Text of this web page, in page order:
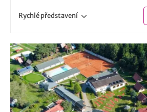
Rychlépředstavení